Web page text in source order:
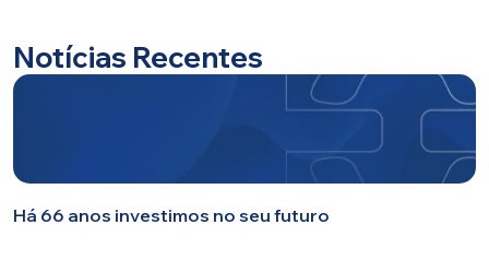
Notícias Recentes
Há 66 anos investimos no seu futuro